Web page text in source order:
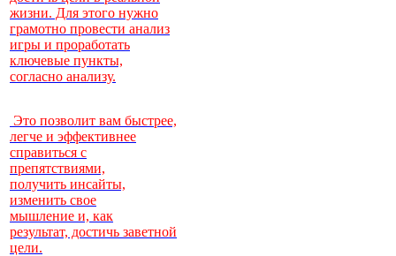
жизни. Для этого нужно
грамотно провести анализ
игры и проработать
ключевые пункты,
согласно анализу.
Это позволит вам быстрее,
легче и эффективнее
справиться с
препятствиями,
получить инсайты,
изменить свое
мышление и, как
результат, достичь заветной
цели.